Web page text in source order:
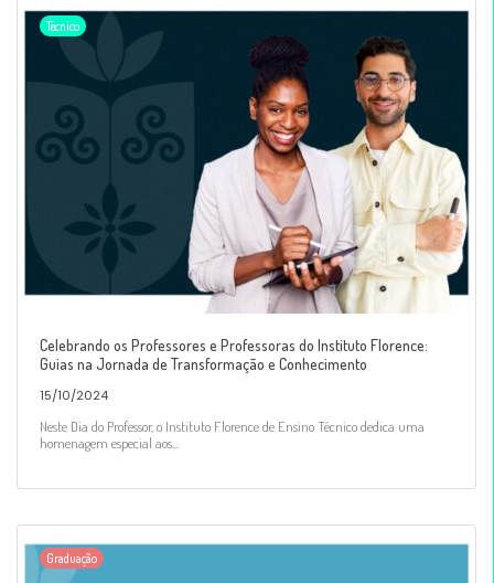
Técnico
Celebrando os Professores e Professoras do Instituto Florence:
Guias na Jornada de Transformação e Conhecimento
15/10/2024
Neste Dia do Professor, o Instituto Florence de Ensino Técnico dedica uma
homenagem especial aos...
Graduação